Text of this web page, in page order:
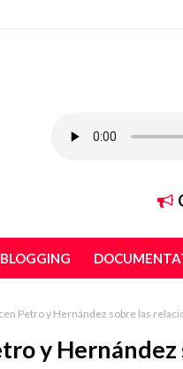
Petro y Hernández sobre las
y Hernández